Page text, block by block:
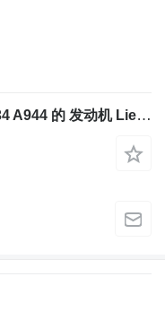
工程机械 Liebherr R934 R944 A934 A944 的 发动机 Liebherr D934 L A6